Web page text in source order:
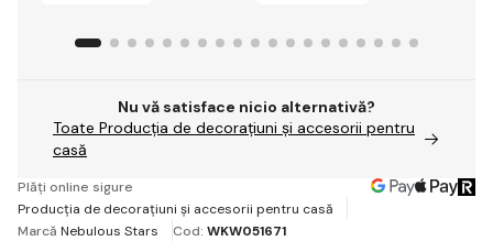
Nu vă satisface nicio alternativă?
Toate Producția de decorațiuni și accesorii pentru
casă
Plăți online sigure
Producția de decorațiuni și accesorii pentru casă
Marcă Nebulous Stars Cod: WKW051671